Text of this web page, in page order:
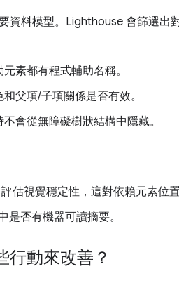
資料模型。Lighthouse 會篩選出
元素都有程式輔助名稱。
父項/子項關係是否有效。
會從無障礙樹狀結構中隱藏。
評估視覺穩定性，這對依賴元素位
是否有機器可讀摘要。
行動來改善？